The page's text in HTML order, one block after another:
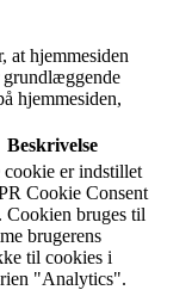
at hjemmesiden
grundlæggende
hjemmesiden,
Beskrivelse
cookie er indstillet
Cookie Consent
Cookien bruges til
brugerens
til cookies i
"Analytics".